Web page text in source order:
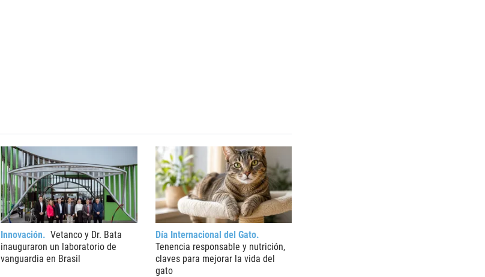
Innovación
Vetanco y Dr. Bata
inauguraron un laboratorio de
vanguardia en Brasil
Día Internacional del Gato
Tenencia responsable y nutrición,
claves para mejorar la vida del
gato